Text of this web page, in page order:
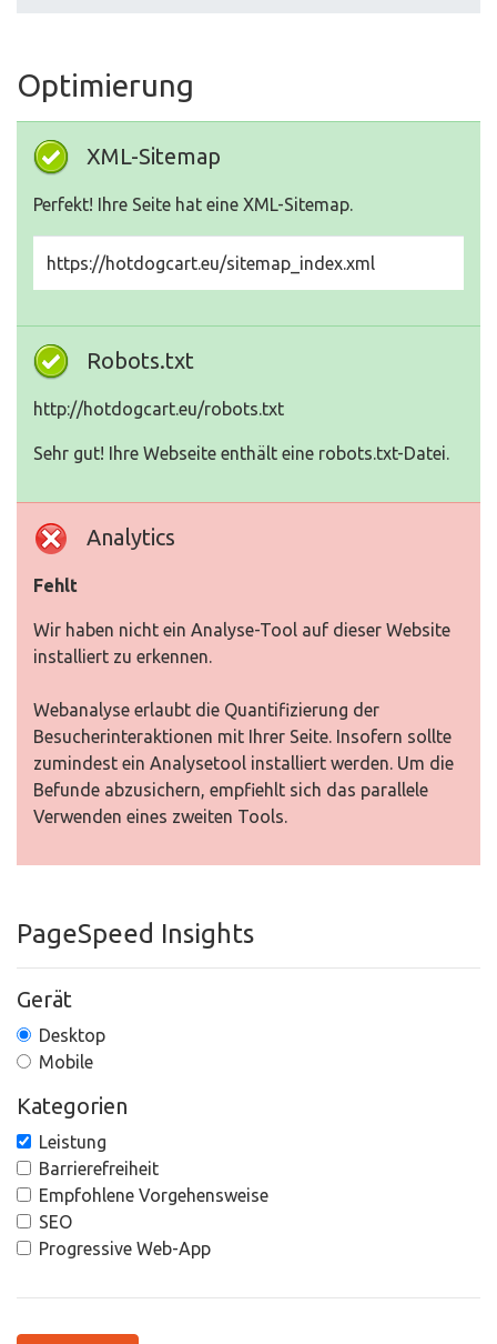
Optimierung
XML-Sitemap
Perfekt! Ihre Seite hat eine XML-Sitemap.
https://hotdogcart.eu/sitemap_index.xml
Robots.txt
http://hotdogcart.eu/robots.txt
Sehr gut! Ihre Webseite enthält eine robots.txt-Datei.
Analytics
Fehlt
Wir haben nicht ein Analyse-Tool auf dieser Website
installiert zu erkennen.
Webanalyse erlaubt die Quantifizierung der
Besucherinteraktionen mit Ihrer Seite. Insofern sollte
zumindest ein Analysetool installiert werden. Um die
Befunde abzusichern, empfiehlt sich das parallele
Verwenden eines zweiten Tools.
PageSpeed Insights
Gerät
Desktop
Mobile
Kategorien
Leistung
Barrierefreiheit
Empfohlene Vorgehensweise
SEO
Progressive Web-App